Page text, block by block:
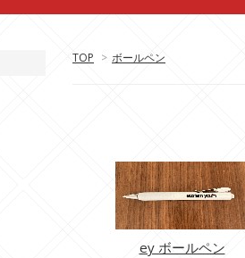
TOP > ボールペン
ey ボールペン